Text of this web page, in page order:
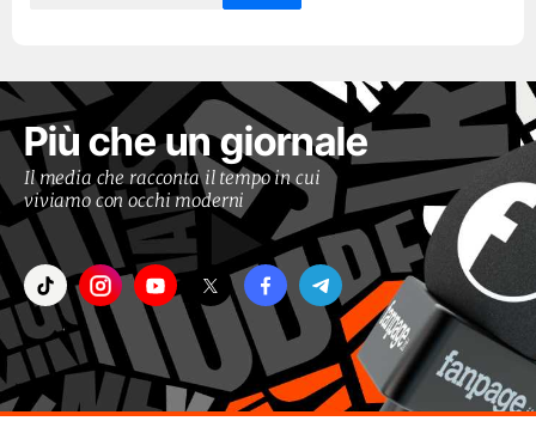
Più che un giornale
Il media che racconta il tempo in cui
viviamo con occhi moderni